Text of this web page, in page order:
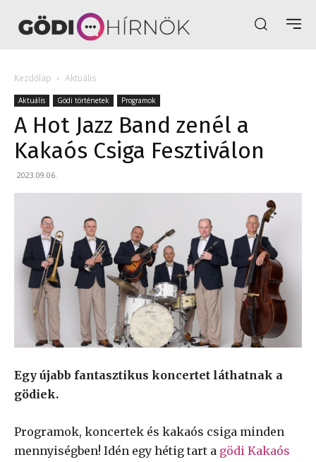
Kezdőlap Aktuális
Aktuális Gödi történetek Programok
A Hot Jazz Band zenél a
Kakaós Csiga Fesztiválon
2023.09.06.
Egy újabb fantasztikus koncertet láthatnak a
gödiek.
Programok, koncertek és kakaós csiga minden
mennyiségben! Idén egy hétig tart a gödi Kakaós